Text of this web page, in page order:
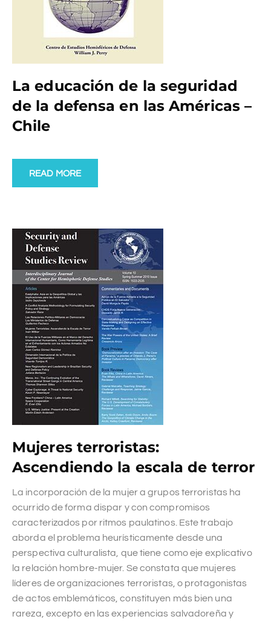
La educación de la seguridad
de la defensa en las Américas –
Chile
READ MORE
Mujeres terroristas:
Ascendiendo la escala de terror
La incorporación de la mujer a grupos terroristas ha
ocurrido de forma dispar y con compromisos
caracterizados por ritmos paulatinos. Este trabajo
aborda el problema heurísticamente desde una
perspectiva culturalista, que tiene como eje explicativo
la relación hombre-mujer. Se constata que mujeres
líderes de organizaciones terroristas, o protagonistas
de actos emblemáticos, constituyen más bien una
rareza, excepto en las experiencias salvadoreña y